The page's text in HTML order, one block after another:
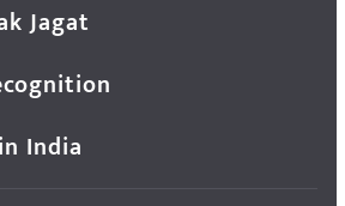
Jagat
India